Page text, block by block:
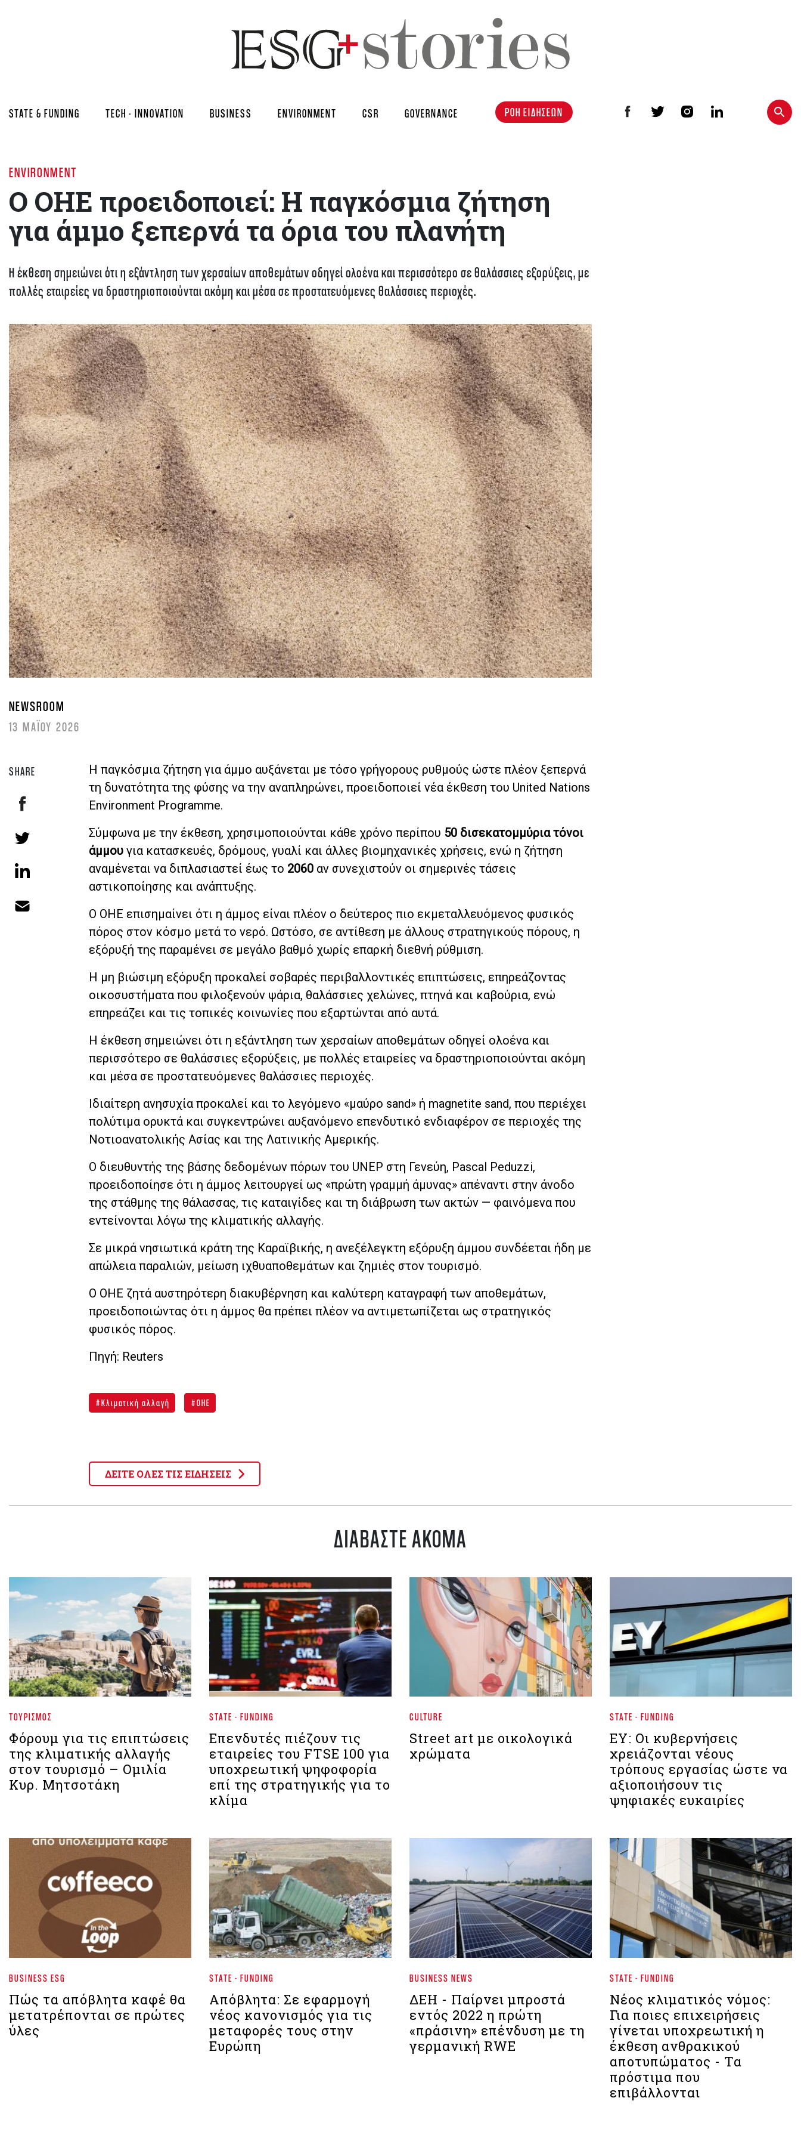
STATE & FUNDING TECH - INNOVATION BUSINESS ENVIRONMENT CSR GOVERNANCE ΡΟΗ ΕΙΔΗΣΕΩΝ
ENVIRONMENT
Ο ΟΗΕ προειδοποιεί: Η παγκόσμια ζήτηση
για άμμο ξεπερνά τα όρια του πλανήτη
Η έκθεση σημειώνει ότι η εξάντληση των χερσαίων αποθεμάτων οδηγεί ολοένα και περισσότερο σε θαλάσσιες εξορύξεις, με
πολλές εταιρείες να δραστηριοποιούνται ακόμη και μέσα σε προστατευόμενες θαλάσσιες περιοχές.
NEWSROOM
13 ΜΑΪΟΥ 2026
SHARE
Η παγκόσμια ζήτηση για άμμο αυξάνεται με τόσο γρήγορους ρυθμούς ώστε πλέον ξεπερνά
τη δυνατότητα της φύσης να την αναπληρώνει, προειδοποιεί νέα έκθεση του United Nations
Environment Programme.
Σύμφωνα με την έκθεση, χρησιμοποιούνται κάθε χρόνο περίπου 50 δισεκατομμύρια τόνοι
άμμου για κατασκευές, δρόμους, γυαλί και άλλες βιομηχανικές χρήσεις, ενώ η ζήτηση
αναμένεται να διπλασιαστεί έως το 2060 αν συνεχιστούν οι σημερινές τάσεις
αστικοποίησης και ανάπτυξης.
Ο ΟΗΕ επισημαίνει ότι η άμμος είναι πλέον ο δεύτερος πιο εκμεταλλευόμενος φυσικός
πόρος στον κόσμο μετά το νερό. Ωστόσο, σε αντίθεση με άλλους στρατηγικούς πόρους, η
εξόρυξή της παραμένει σε μεγάλο βαθμό χωρίς επαρκή διεθνή ρύθμιση.
Η μη βιώσιμη εξόρυξη προκαλεί σοβαρές περιβαλλοντικές επιπτώσεις, επηρεάζοντας
οικοσυστήματα που φιλοξενούν ψάρια, θαλάσσιες χελώνες, πτηνά και καβούρια, ενώ
επηρεάζει και τις τοπικές κοινωνίες που εξαρτώνται από αυτά.
Η έκθεση σημειώνει ότι η εξάντληση των χερσαίων αποθεμάτων οδηγεί ολοένα και
περισσότερο σε θαλάσσιες εξορύξεις, με πολλές εταιρείες να δραστηριοποιούνται ακόμη
και μέσα σε προστατευόμενες θαλάσσιες περιοχές.
Ιδιαίτερη ανησυχία προκαλεί και το λεγόμενο «μαύρο sand» ή magnetite sand, που περιέχει
πολύτιμα ορυκτά και συγκεντρώνει αυξανόμενο επενδυτικό ενδιαφέρον σε περιοχές της
Νοτιοανατολικής Ασίας και της Λατινικής Αμερικής.
Ο διευθυντής της βάσης δεδομένων πόρων του UNEP στη Γενεύη, Pascal Peduzzi,
προειδοποίησε ότι η άμμος λειτουργεί ως «πρώτη γραμμή άμυνας» απέναντι στην άνοδο
της στάθμης της θάλασσας, τις καταιγίδες και τη διάβρωση των ακτών — φαινόμενα που
εντείνονται λόγω της κλιματικής αλλαγής.
Σε μικρά νησιωτικά κράτη της Καραϊβικής, η ανεξέλεγκτη εξόρυξη άμμου συνδέεται ήδη με
απώλεια παραλιών, μείωση ιχθυαποθεμάτων και ζημιές στον τουρισμό.
Ο ΟΗΕ ζητά αυστηρότερη διακυβέρνηση και καλύτερη καταγραφή των αποθεμάτων,
προειδοποιώντας ότι η άμμος θα πρέπει πλέον να αντιμετωπίζεται ως στρατηγικός
φυσικός πόρος.
Πηγή: Reuters
Κλιματική αλλαγή ΟΗΕ
ΔΕΙΤΕ ΟΛΕΣ ΤΙΣ ΕΙΔΗΣΕΙΣ
ΔΙΑΒΑΣΤΕ ΑΚΟΜΑ
ΤΟΥΡΙΣΜΌΣ
Φόρουμ για τις επιπτώσεις
της κλιματικής αλλαγής
στον τουρισμό – Ομιλία
Κυρ. Μητσοτάκη
STATE - FUNDING
Επενδυτές πιέζουν τις
εταιρείες του FTSE 100 για
υποχρεωτική ψηφοφορία
επί της στρατηγικής για το
κλίμα
CULTURE
Street art με οικολογικά
χρώματα
STATE - FUNDING
EY: Οι κυβερνήσεις
χρειάζονται νέους
τρόπους εργασίας ώστε να
αξιοποιήσουν τις
ψηφιακές ευκαιρίες
BUSINESS ESG
Πώς τα απόβλητα καφέ θα
μετατρέπονται σε πρώτες
ύλες
STATE - FUNDING
Απόβλητα: Σε εφαρμογή
νέος κανονισμός για τις
μεταφορές τους στην
Ευρώπη
BUSINESS NEWS
ΔΕΗ - Παίρνει μπροστά
εντός 2022 η πρώτη
«πράσινη» επένδυση με τη
γερμανική RWE
STATE - FUNDING
Νέος κλιματικός νόμος:
Για ποιες επιχειρήσεις
γίνεται υποχρεωτική η
έκθεση ανθρακικού
αποτυπώματος - Τα
πρόστιμα που
επιβάλλονται